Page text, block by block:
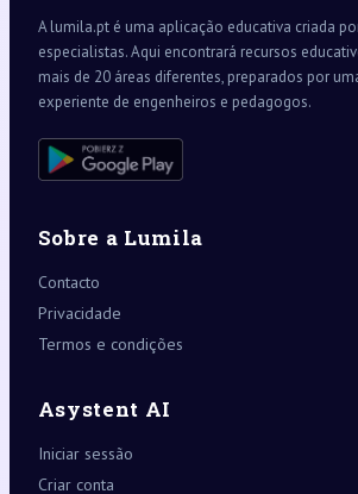
A lumila.pt é uma aplicação educativa criada
especialistas. Aqui encontrará recursos
mais de 20 áreas diferentes, preparados por
experiente de engenheiros e pedagogos.
Sobre a Lumila
Contacto
Privacidade
Termos e condições
Asystent AI
Iniciar sessão
Criar conta